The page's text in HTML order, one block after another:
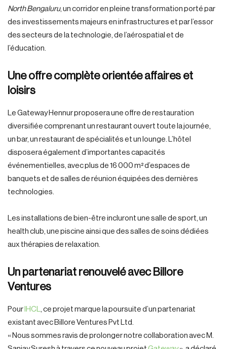
North Bengaluru, un corridor en pleine transformation porté par
des investissements majeurs en infrastructures et par l’essor
des secteurs de la technologie, de l’aérospatial et de
l’éducation.
Une offre complète orientée affaires et
loisirs
Le Gateway Hennur proposera une offre de restauration
diversifiée comprenant un restaurant ouvert toute la journée,
un bar, un restaurant de spécialités et un lounge. L’hôtel
disposera également d’importantes capacités
événementielles, avec plus de 16 000 m² d’espaces de
banquets et de salles de réunion équipées des dernières
technologies.
Les installations de bien-être incluront une salle de sport, un
health club, une piscine ainsi que des salles de soins dédiées
aux thérapies de relaxation.
Un partenariat renouvelé avec Billore
Ventures
Pour IHCL
, ce projet marque la poursuite d’un partenariat
existant avec Billore Ventures Pvt Ltd.
« Nous sommes ravis de prolonger notre collaboration avec M.